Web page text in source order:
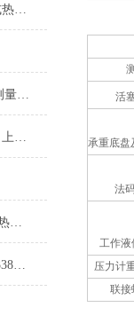
WRN-230固定螺纹防水装配式热电偶使用说明
WRNN2-436高温耐磨热电偶测量误差及其注意事项
WRN-010热电偶元件说明书 上海自动化仪表三厂
WREK-240隔爆型本安型铠装热电偶使用说明
双支K型铠装热电偶WRNK2-338产品简介
活
承重底盘
法
工作液
压力计
联接